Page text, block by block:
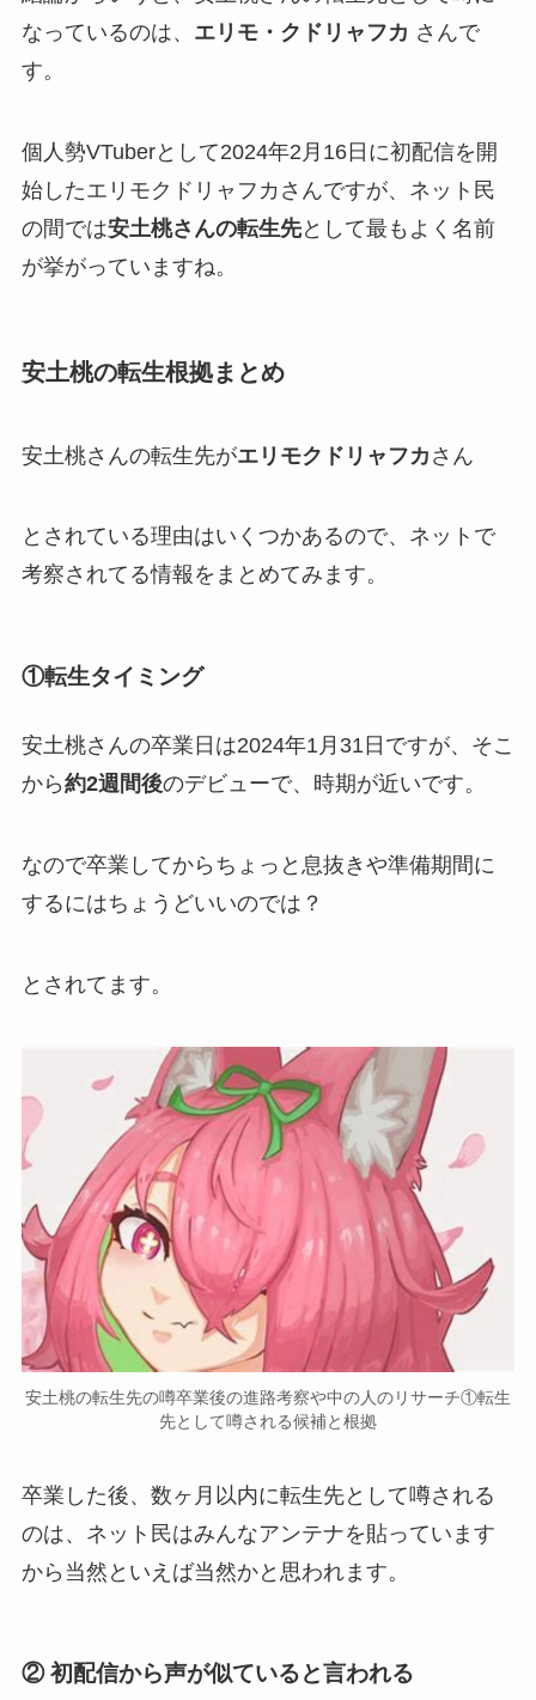
なっているのは、 エリモ・クドリャフカ さんで
す。
個人勢VTuberとして2024年2月16日に初配信を開
始したエリモクドリャフカさんですが、ネット民
の間では安土桃さんの転生先として最もよく名前
が挙がっていますね。
安土桃の転生根拠まとめ
安土桃さんの転生先がエリモクドリャフカ さん
とされている理由はいくつかあるので、ネットで
考察されてる情報をまとめてみます。
①転生タイミング
安土桃さんの卒業日は2024年1月31日 ですが、そこ
から約2週間後のデビューで、時期が近いです。
なので卒業してからちょっと 息抜きや準備期間に
するにはちょうどいいのでは？
とされてます。
安土桃の転生先の噂卒業後の進路考察や中の人のリサーチ①転生
先として噂される候補と根拠
卒業した後、数ヶ月以内に転生先として噂される
のは、ネット民はみんなアンテナを貼っています
から当然といえば当然かと思われます。
② 初配信から声が似ていると言われる